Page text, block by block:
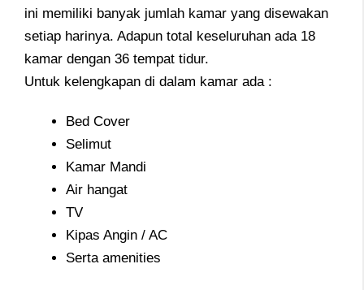
ini memiliki banyak jumlah kamar yang disewakan
setiap harinya. Adapun total keseluruhan ada 18
kamar dengan 36 tempat tidur.
Untuk kelengkapan di dalam kamar ada :
Bed Cover
Selimut
Kamar Mandi
Air hangat
TV
Kipas Angin / AC
Serta amenities